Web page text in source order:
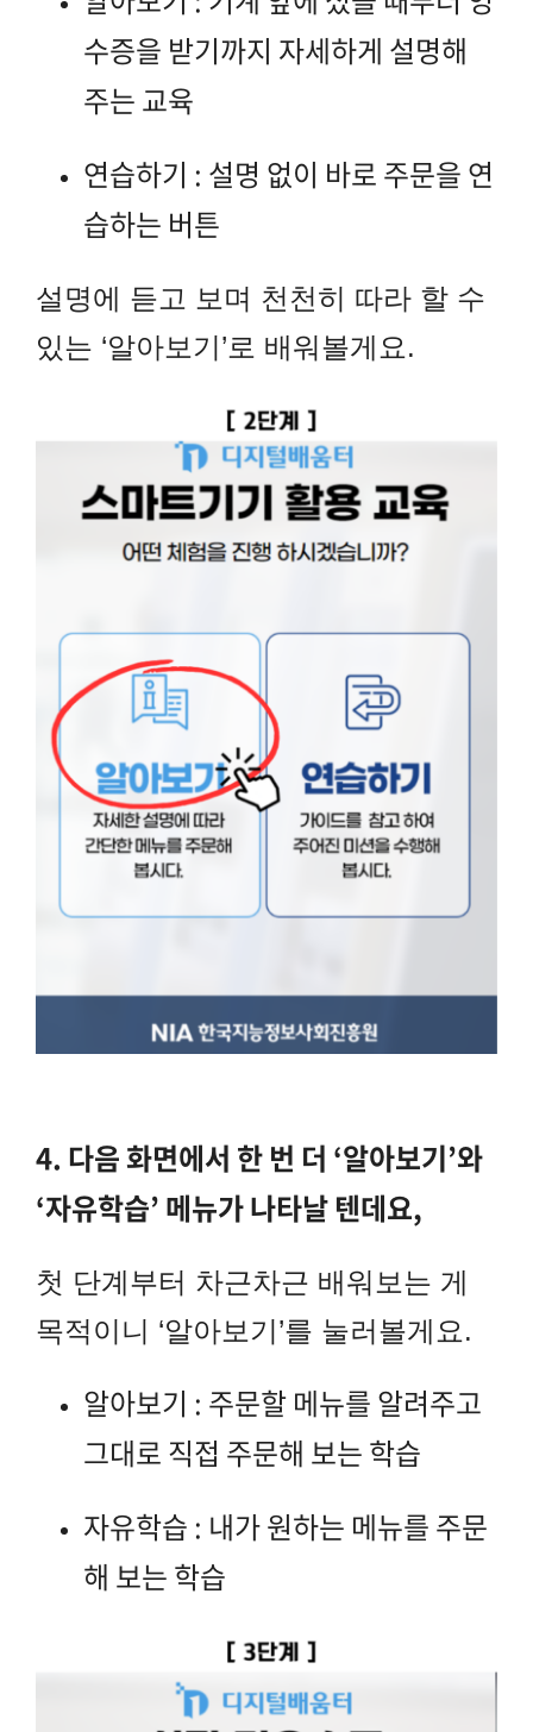
수증을 받기까지 자세하게 설명해
주는 교육
연습하기 : 설명 없이 바로 주문을 연
습하는 버튼
설명에 듣고 보며 천천히 따라 할 수
있는 ‘알아보기’로 배워볼게요.
4. 다음 화면에서 한 번 더 ‘알아보기’와
‘자유학습’ 메뉴가 나타날 텐데요,
첫 단계부터 차근차근 배워보는 게
목적이니 ‘알아보기’를 눌러볼게요.
알아보기 : 주문할 메뉴를 알려주고
그대로 직접 주문해 보는 학습
자유학습 : 내가 원하는 메뉴를 주문
해 보는 학습